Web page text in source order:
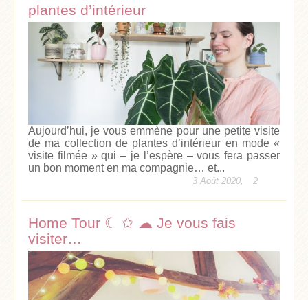
plantes d’intérieur
Aujourd’hui, je vous emmène pour une petite visite
de ma collection de plantes d’intérieur en mode «
visite filmée » qui – je l’espère – vous fera passer
un bon moment en ma compagnie… et...
3 Août 2020, 2
Home Tour ☾ ✩ ☁ Je vous fais
visiter…